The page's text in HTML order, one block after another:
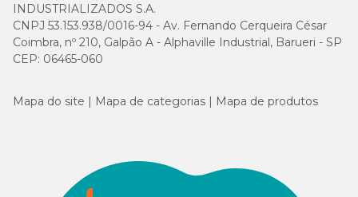
INDUSTRIALIZADOS S.A.
CNPJ 53.153.938/0016-94 - Av. Fernando Cerqueira César
Coimbra, nº 210, Galpão A - Alphaville Industrial, Barueri - SP
CEP: 06465-060
Mapa do site Mapa de categorias Mapa de produtos